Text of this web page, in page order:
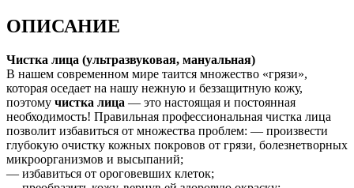
ОПИСАНИЕ
Чистка лица (ультразвуковая, мануальная)
В нашем современном мире таится множество «грязи»,
которая оседает на нашу нежную и беззащитную кожу,
поэтому чистка лица — это настоящая и постоянная
необходимость! Правильная профессиональная чистка лица
позволит избавиться от множества проблем: — произвести
глубокую очистку кожных покровов от грязи, болезнетворных
микроорганизмов и высыпаний;
— избавиться от ороговевших клеток;